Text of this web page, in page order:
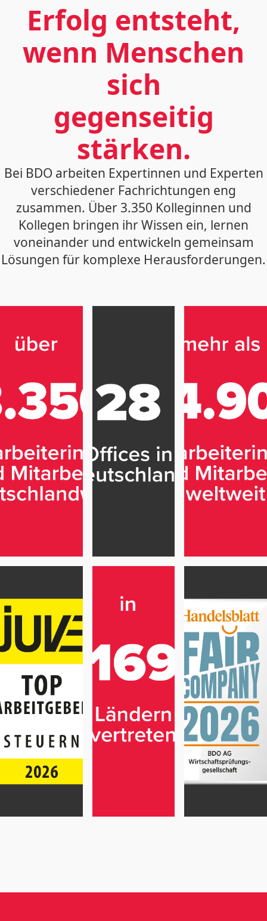
Erfolg entsteht,
wenn Menschen
sich
gegenseitig
stärken.
Bei BDO arbeiten Expertinnen und Experten
verschiedener Fachrichtungen eng
zusammen. Über 3.350 Kolleginnen und
Kollegen bringen ihr Wissen ein, lernen
voneinander und entwickeln gemeinsam
Lösungen für komplexe Herausforderungen.